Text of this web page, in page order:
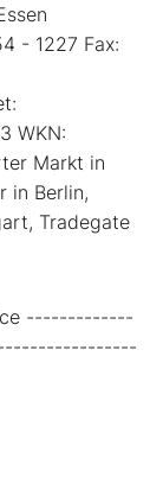
- 1227 Fax:
WKN:
Markt in
in Berlin,
Tradegate
-------------